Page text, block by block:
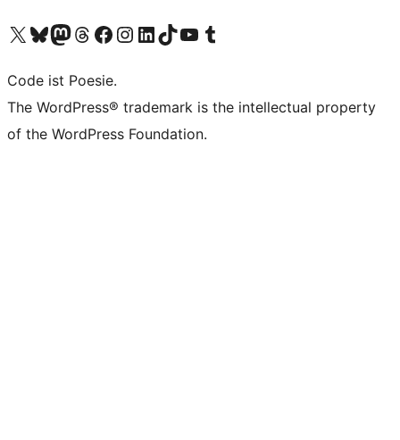
Unser X-Konto (früher Twitter) besuchen
Unser Bluesky-Konto besuchen
Unser Mastodon-Konto besuchen
Unser Threads-Konto besuchen
Unsere Facebook-Seite besuchen
Unser Instagram-Konto besuchen
Unser LinkedIn-Konto besuchen
Unser TikTok-Konto besuchen
Unseren YouTube-Kanal besuchen
Unser Tumblr-Konto besuchen
Code ist Poesie.
The WordPress® trademark is the intellectual property
of the WordPress Foundation.